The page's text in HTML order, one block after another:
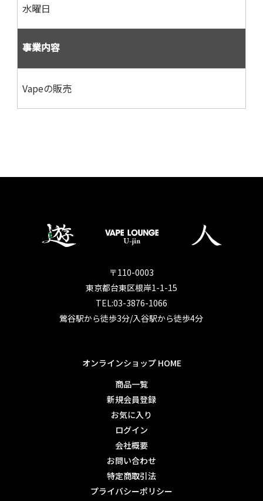
水曜日
事業内容
Vapeの販売
〒110-0003
東京都台東区根岸1-1-15
TEL:03-3876-1066
鶯谷駅から徒歩3分/入谷駅から徒歩4分
オンラインショップ HOME
商品一覧
新規会員登録
お気に入り
ログイン
会社概要
お問い合わせ
特定商取引法
プライバシーポリシー